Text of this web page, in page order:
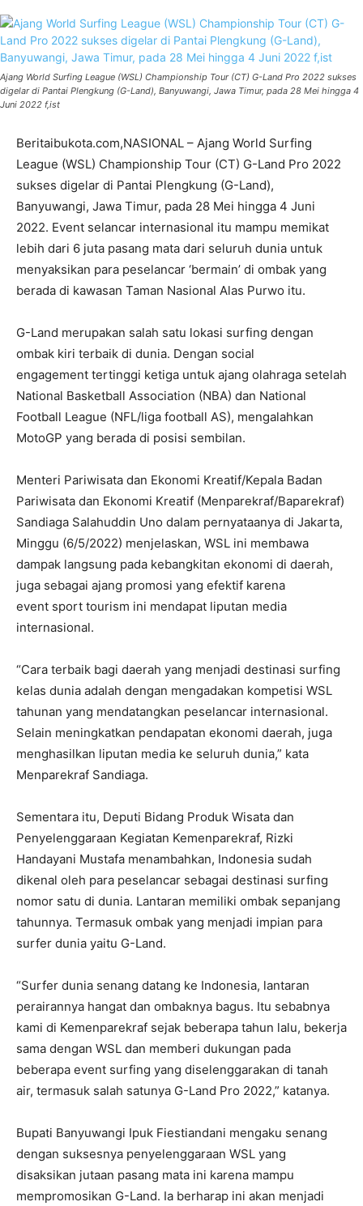
Ajang World Surfing League (WSL) Championship Tour (CT) G-Land Pro 2022 sukses
digelar di Pantai Plengkung (G-Land), Banyuwangi, Jawa Timur, pada 28 Mei hingga 4
Juni 2022 f,ist
Beritaibukota.com,NASIONAL – Ajang World Surfing
League (WSL) Championship Tour (CT) G-Land Pro 2022
sukses digelar di Pantai Plengkung (G-Land),
Banyuwangi, Jawa Timur, pada 28 Mei hingga 4 Juni
2022. Event selancar internasional itu mampu memikat
lebih dari 6 juta pasang mata dari seluruh dunia untuk
menyaksikan para peselancar ‘bermain’ di ombak yang
berada di kawasan Taman Nasional Alas Purwo itu.
G-Land merupakan salah satu lokasi surfing dengan
ombak kiri terbaik di dunia. Dengan social
engagement tertinggi ketiga untuk ajang olahraga setelah
National Basketball Association (NBA) dan National
Football League (NFL/liga football AS), mengalahkan
MotoGP yang berada di posisi sembilan.
Menteri Pariwisata dan Ekonomi Kreatif/Kepala Badan
Pariwisata dan Ekonomi Kreatif (Menparekraf/Baparekraf)
Sandiaga Salahuddin Uno dalam pernyataanya di Jakarta,
Minggu (6/5/2022) menjelaskan, WSL ini membawa
dampak langsung pada kebangkitan ekonomi di daerah,
juga sebagai ajang promosi yang efektif karena
event sport tourism ini mendapat liputan media
internasional.
“Cara terbaik bagi daerah yang menjadi destinasi surfing
kelas dunia adalah dengan mengadakan kompetisi WSL
tahunan yang mendatangkan peselancar internasional.
Selain meningkatkan pendapatan ekonomi daerah, juga
menghasilkan liputan media ke seluruh dunia,” kata
Menparekraf Sandiaga.
Sementara itu, Deputi Bidang Produk Wisata dan
Penyelenggaraan Kegiatan Kemenparekraf, Rizki
Handayani Mustafa menambahkan, Indonesia sudah
dikenal oleh para peselancar sebagai destinasi surfing
nomor satu di dunia. Lantaran memiliki ombak sepanjang
tahunnya. Termasuk ombak yang menjadi impian para
surfer dunia yaitu G-Land.
“Surfer dunia senang datang ke Indonesia, lantaran
perairannya hangat dan ombaknya bagus. Itu sebabnya
kami di Kemenparekraf sejak beberapa tahun lalu, bekerja
sama dengan WSL dan memberi dukungan pada
beberapa event surfing yang diselenggarakan di tanah
air, termasuk salah satunya G-Land Pro 2022,” katanya.
Bupati Banyuwangi Ipuk Fiestiandani mengaku senang
dengan suksesnya penyelenggaraan WSL yang
disaksikan jutaan pasang mata ini karena mampu
mempromosikan G-Land. Ia berharap ini akan menjadi